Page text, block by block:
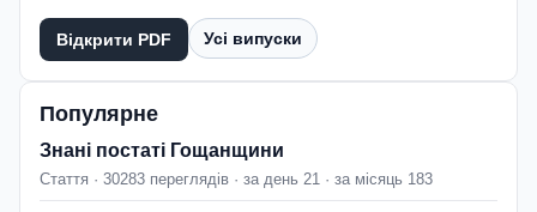
Відкрити PDF Усі випуски
Популярне
Знані постаті Гощанщини
Стаття · 30283 переглядів · за день 21 · за місяць 183